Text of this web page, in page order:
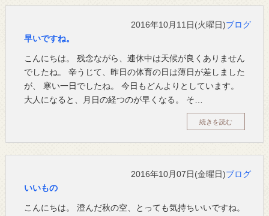
2016年10月11日(火曜日)ブログ
早いですね。
こんにちは。 残念ながら、連休中は天候が良くありません
でしたね。 辛うじて、昨日の体育の日は薄日が差しました
が、 寒い一日でしたね。 今日もどんよりとしています。
大人になると、月日の経つのが早くなる。 そ…
続きを読む
2016年10月07日(金曜日)ブログ
いいもの
こんにちは。 澄んだ秋の空、とっても気持ちいいですね。